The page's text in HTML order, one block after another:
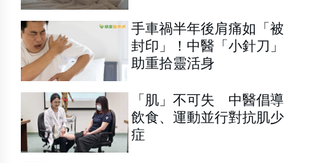
手車禍半年後肩痛如「被
封印」！中醫「小針刀」
助重拾靈活身
「肌」不可失 中醫倡導
飲食、運動並行對抗肌少
症